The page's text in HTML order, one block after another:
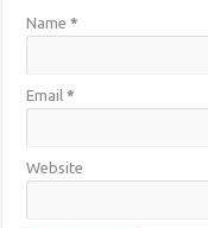
Name*
Email*
Website